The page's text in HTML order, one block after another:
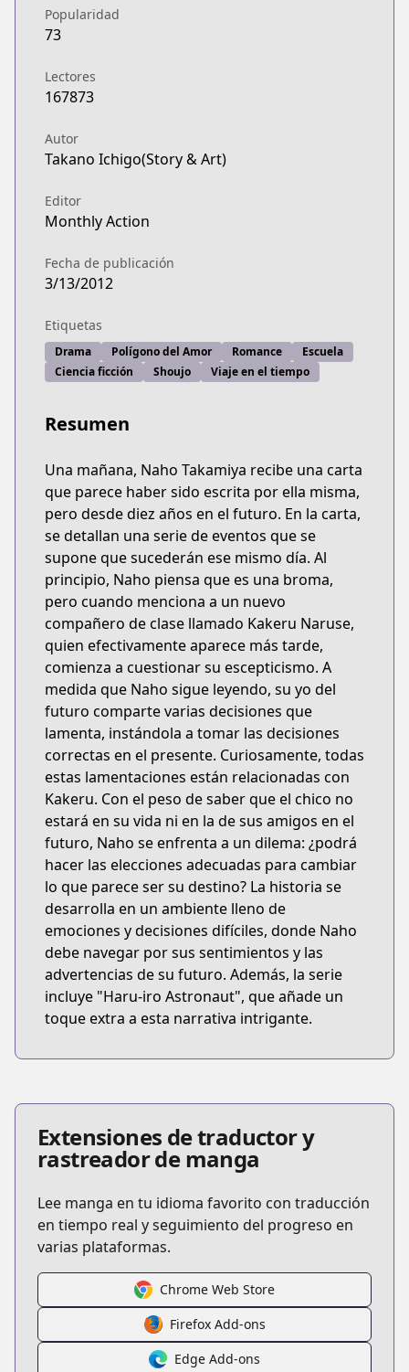
Popularidad
73
Lectores
167873
Autor
Takano Ichigo(Story & Art)
Editor
Monthly Action
Fecha de publicación
3/13/2012
Etiquetas
Drama Polígono del Amor Romance
Escuela
Ciencia ficción
Shoujo Viaje en el tiempo
Resumen
Una mañana, Naho Takamiya recibe una carta
que parece haber sido escrita por ella misma,
pero desde diez años en el futuro. En la carta,
se detallan una serie de eventos que se
supone que sucederán ese mismo día. Al
principio, Naho piensa que es una broma,
pero cuando menciona a un nuevo
compañero de clase llamado Kakeru Naruse,
quien efectivamente aparece más tarde,
comienza a cuestionar su escepticismo. A
medida que Naho sigue leyendo, su yo del
futuro comparte varias decisiones que
lamenta, instándola a tomar las decisiones
correctas en el presente. Curiosamente, todas
estas lamentaciones están relacionadas con
Kakeru. Con el peso de saber que el chico no
estará en su vida ni en la de sus amigos en el
futuro, Naho se enfrenta a un dilema: ¿podrá
hacer las elecciones adecuadas para cambiar
lo que parece ser su destino? La historia se
desarrolla en un ambiente lleno de
emociones y decisiones difíciles, donde Naho
debe navegar por sus sentimientos y las
advertencias de su futuro. Además, la serie
incluye "Haru-iro Astronaut", que añade un
toque extra a esta narrativa intrigante.
Extensiones de traductor y
rastreador de manga
Lee manga en tu idioma favorito con traducción
en tiempo real y seguimiento del progreso en
varias plataformas.
Chrome Web Store
Firefox Add-ons
Edge Add-ons